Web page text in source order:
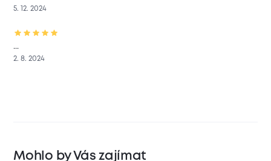
5. 12. 2024
...
2. 8. 2024
Mohlo by Vás zajímat